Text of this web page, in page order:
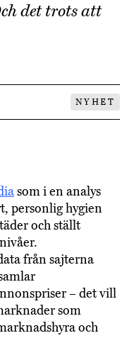
det trots att
NYHET
som i en analys
personlig hygien
och ställt
från sajterna
– det vill
som
och